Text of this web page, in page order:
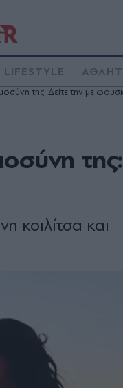
LIFESTYLE
της: Δείτε την με
της:
κοιλίτσα και